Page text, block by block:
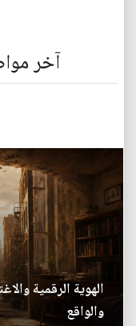
آخر
الهوية الرقمية
والواقع